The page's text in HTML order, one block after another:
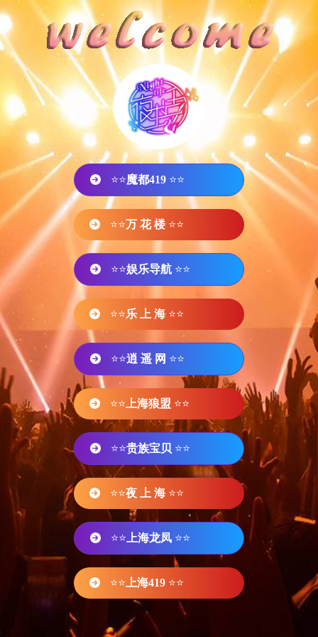
⭐⭐魔都419 ⭐⭐
⭐⭐万 花 楼 ⭐⭐
⭐⭐娱乐导航 ⭐⭐
⭐⭐乐 上 海 ⭐⭐
⭐⭐逍 遥 网 ⭐⭐
⭐⭐ 上海狼盟 ⭐⭐
⭐⭐贵族宝贝 ⭐⭐
⭐⭐夜 上 海 ⭐⭐
⭐⭐ 上海龙凤 ⭐⭐
⭐⭐ 上海419 ⭐⭐